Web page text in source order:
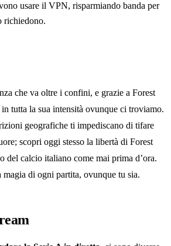
usare il VPN, risparmiando banda per
richiedono.
che va oltre i confini, e grazie a Forest
tutta la sua intensità ovunque ci troviamo.
geografiche ti impediscano di tifare
scopri oggi stesso la libertà di Forest
del calcio italiano come mai prima d’ora.
di ogni partita, ovunque tu sia.